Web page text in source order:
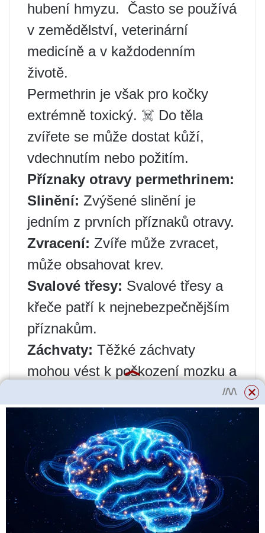
hubení hmyzu. ️ Často se používá
v zemědělství, veterinární
medicíně a v každodenním
životě.
Permethrin je však pro kočky
extrémně toxický. ☠️ Do těla
zvířete se může dostat kůží,
vdechnutím nebo požitím.
Příznaky otravy permethrinem:
Slinění: Zvýšené slinění je
jedním z prvních příznaků otravy.
Zvracení: Zvíře může zvracet,
může obsahovat krev.
Svalové třesy: Svalové třesy a
křeče patří k nejnebezpečnějším
příznakům.
Záchvaty: Těžké záchvaty
mohou vést k poškození mozku a
Ztráta koordinace: Zvíře může
ztratit koordinaci pohybů, potácet
se a padat.
Kolaps:V závažných případech
se může vyvinout kolaps
doprovázený ztrátou vědomí.